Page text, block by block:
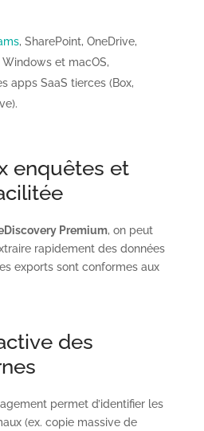
, SharePoint, OneDrive,
et macOS,
apps SaaS tierces (Box,
enquêtes et
Premium, on peut
rapidement des données
exports sont conformes aux
des
permet d’identifier les
(ex. copie massive de